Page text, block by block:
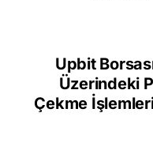
Upbit
Üzerindeki
Çekme